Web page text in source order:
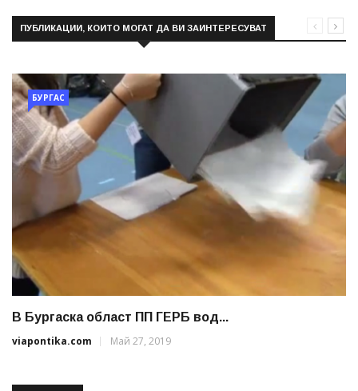
ПУБЛИКАЦИИ, КОИТО МОГАТ ДА ВИ ЗАИНТЕРЕСУВАТ
БУРГАС
В Бургаска област ПП ГЕРБ вод...
viapontika.com
Май 27, 2019